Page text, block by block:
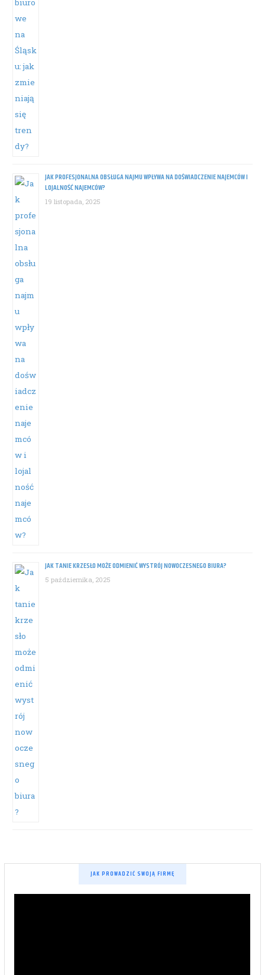
JAK PROFESJONALNA OBSŁUGA NAJMU WPŁYWA NA DOŚWIADCZENIE NAJEMCÓW I
LOJALNOŚĆ NAJEMCÓW?
19 listopada, 2025
JAK TANIE KRZESŁO MOŻE ODMIENIĆ WYSTRÓJ NOWOCZESNEGO BIURA?
5 października, 2025
JAK PROWADZIĆ SWOJĄ FIRMĘ